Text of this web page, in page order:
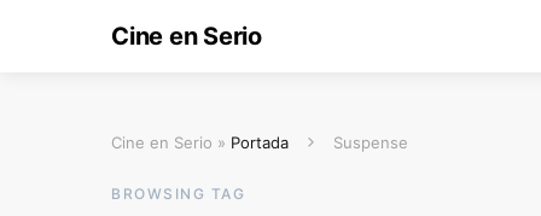
Cine en Serio
Cine en Serio » Portada Suspense
BROWSING TAG